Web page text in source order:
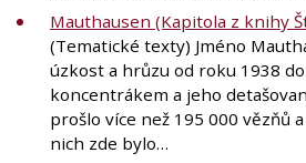
Mauthausen (Kapitola z knihy
(Tematické texty) Jméno
úzkost a hrůzu od roku 1938
koncentrákem a jeho
prošlo více než 195 000 vězňů
nich zde bylo…